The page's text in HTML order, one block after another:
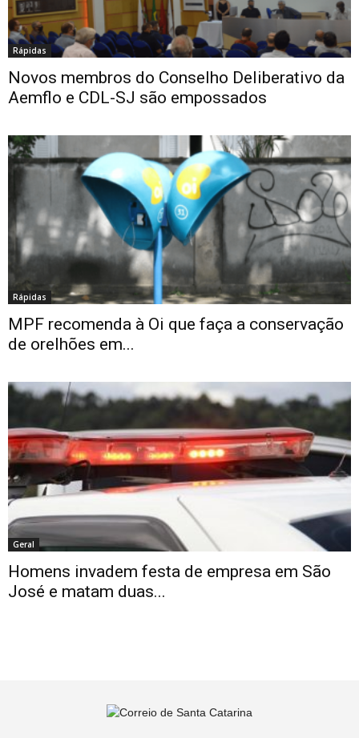
Rápidas
Novos membros do Conselho Deliberativo da
Aemflo e CDL-SJ são empossados
Rápidas
MPF recomenda à Oi que faça a conservação
de orelhões em...
Geral
Homens invadem festa de empresa em São
José e matam duas...